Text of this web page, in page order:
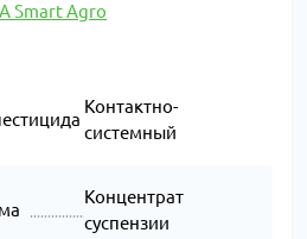
Smart Agro
Контактно-
системный
Концентрат
суспензии